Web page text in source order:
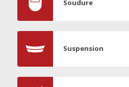
Soudure
Suspension